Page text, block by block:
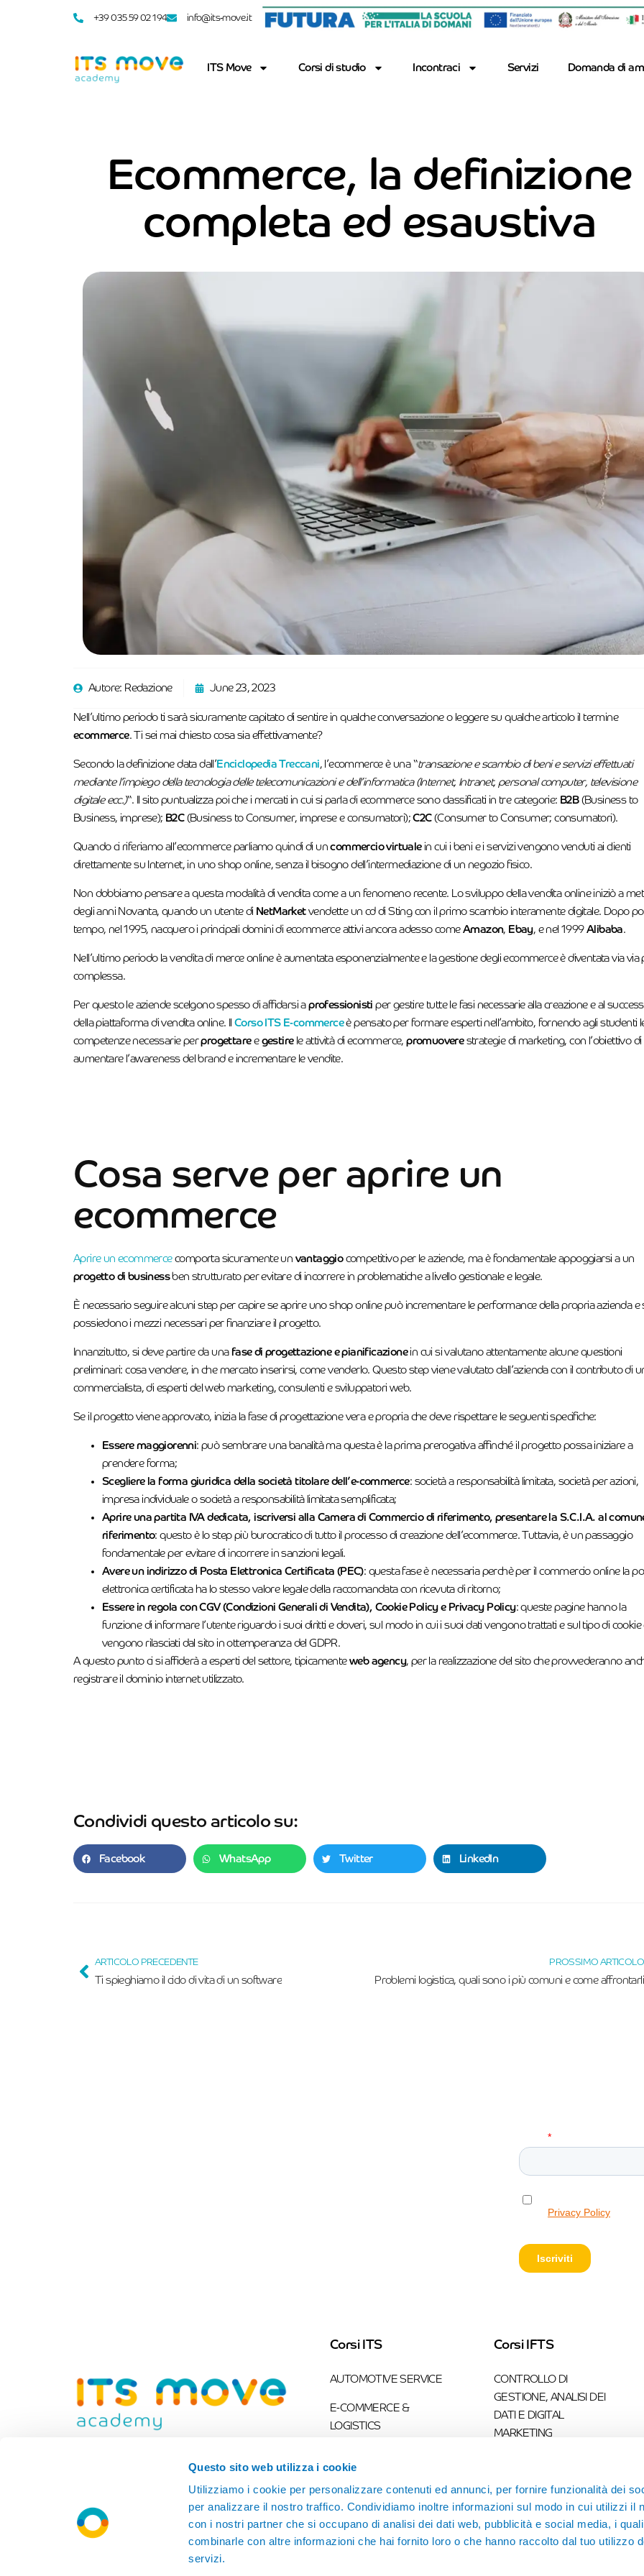
Questo sito web utilizza i cookie
Utilizziamo i cookie per personalizzare contenuti ed annunci, per fornire funzionalità dei
per analizzare il nostro traffico. Condividiamo inoltre informazioni sul modo in cui utilizzi il
con i nostri partner che si occupano di analisi dei dati web, pubblicità e social media, i
combinarle con altre informazioni che hai fornito loro o che hanno raccolto dal tuo utilizzo
servizi.
+39 035 59 02 194 info@its-move.it
ITS Move Corsi di studio Incontraci Servizi Domanda di
Ecommerce, la definizione
completa ed esaustiva
Autore: Redazione June 23, 2023
Nell’ultimo periodo ti sarà sicuramente capitato di sentire in qualche conversazione o leggere su qualche articolo il termine
ecommerce. Ti sei mai chiesto cosa sia effettivamente?
Secondo la definizione data dall’Enciclopedia Treccani, l’ecommerce è una “transazione e scambio di beni e servizi effettuati
mediante l’impiego della tecnologia delle telecomunicazioni e dell’informatica (Internet, Intranet, personal computer, televisione
digitale ecc.)“. Il sito puntualizza poi che i mercati in cui si parla di ecommerce sono classificati in tre categorie: B2B (Business to
Business, imprese); B2C (Business to Consumer, imprese e consumatori);C2C(Consumer to Consumer; consumatori).
Quando ci riferiamo all’ecommerce parliamo quindi di uncommercio virtualein cui i beni e i servizi vengono venduti ai clienti
direttamente su Internet, in uno shop online, senza il bisogno dell’intermediazione di un negozio fisico.
Non dobbiamo pensare a questa modalità di vendita come a un fenomeno recente. Lo sviluppo della vendita online iniziò a
degli anni Novanta, quando un utente di NetMarketvendette un cd di Sting con il primo scambio interamente digitale. Dopo
tempo, nel 1995, nacquero i principali domini di ecommerce attivi ancora adesso come Amazon, Ebay, e nel 1999Alibaba.
Nell’ultimo periodo la vendita di merce online è aumentata esponenzialmente e la gestione degli ecommerce è diventata via via
complessa.
Per questo le aziende scelgono spesso di affidarsi aprofessionistiper gestire tutte le fasi necessarie alla creazione e al
della piattaforma di vendita online. Il Corso ITS E-commerceè pensato per formare esperti nell’ambito, fornendo agli studenti
competenze necessarie perprogettare e gestire le attività di ecommerce,promuovere strategie di marketing, con l’obiettivo di
aumentare l’awareness del brand e incrementare le vendite.
Cosa serve per aprire un
ecommerce
Aprire un ecommercecomporta sicuramente un vantaggio competitivo per le aziende, ma è fondamentale appoggiarsi a un
progetto di businessben strutturato per evitare di incorrere in problematiche a livello gestionale e legale.
È necessario seguire alcuni step per capire se aprire uno shop online può incrementare le performance della propria azienda e
possiedono i mezzi necessari per finanziare il progetto.
Innanzitutto, si deve partire da una fase di progettazione e pianificazionein cui si valutano attentamente alcune questioni
preliminari: cosa vendere, in che mercato inserirsi, come venderlo. Questo step viene valutato dall’azienda con il contributo di
commercialista, di esperti del web marketing, consulenti e sviluppatori web.
Se il progetto viene approvato, inizia la fase di progettazione vera e propria che deve rispettare le seguenti specifiche:
Essere maggiorenni: può sembrare una banalità ma questa è la prima prerogativa affinché il progetto possa iniziare a
prendere forma;
Scegliere la forma giuridica della società titolare dell’e-commerce: società a responsabilità limitata, società per azioni,
impresa individuale o società a responsabilità limitata semplificata;
Aprire una partita IVA dedicata, iscriversi alla Camera di Commercio di riferimento, presentare la S.C.I.A. al
riferimento: questo è lo step più burocratico di tutto il processo di creazione dell’ecommerce. Tuttavia, è un passaggio
fondamentale per evitare di incorrere in sanzioni legali.
Avere un indirizzo di Posta Elettronica Certificata (PEC): questa fase è necessaria perchè per il commercio online la
elettronica certificata ha lo stesso valore legale della raccomandata con ricevuta di ritorno;
Essere in regola con CGV (Condizioni Generali di Vendita), Cookie Policy e Privacy Policy: queste pagine hanno la
funzione di informare l’utente riguardo i suoi diritti e doveri, sul modo in cui i suoi dati vengono trattati e sul tipo di cookie
vengono rilasciati dal sito in ottemperanza del GDPR.
A questo punto ci si affiderà a esperti del settore, tipicamente web agency, per la realizzazione del sito che provvederanno
registrare il dominio internet utilizzato.
Condividi questo articolo su:
Facebook WhatsApp Twitter LinkedIn
ARTICOLO PRECEDENTE
Ti spieghiamo il ciclo di vita di un software
PROSSIMO ARTICOLO
Problemi logistica, quali sono i più comuni e come affrontarli
Corsi ITS
AUTOMOTIVE SERVICE
E-COMMERCE &
LOGISTICS
IMPORT-EXPORT
SUPPLY CHAIN
INDUSTRIA 4.0
Corsi IFTS
CONTROLLO DI
GESTIONE, ANALISI DEI
DATI E DIGITAL
MARKETING